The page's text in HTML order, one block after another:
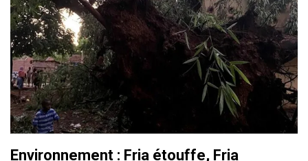
Environnement : Fria étouffe, Fria